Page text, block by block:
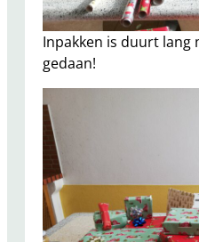
Inpakken is duurt
gedaan!